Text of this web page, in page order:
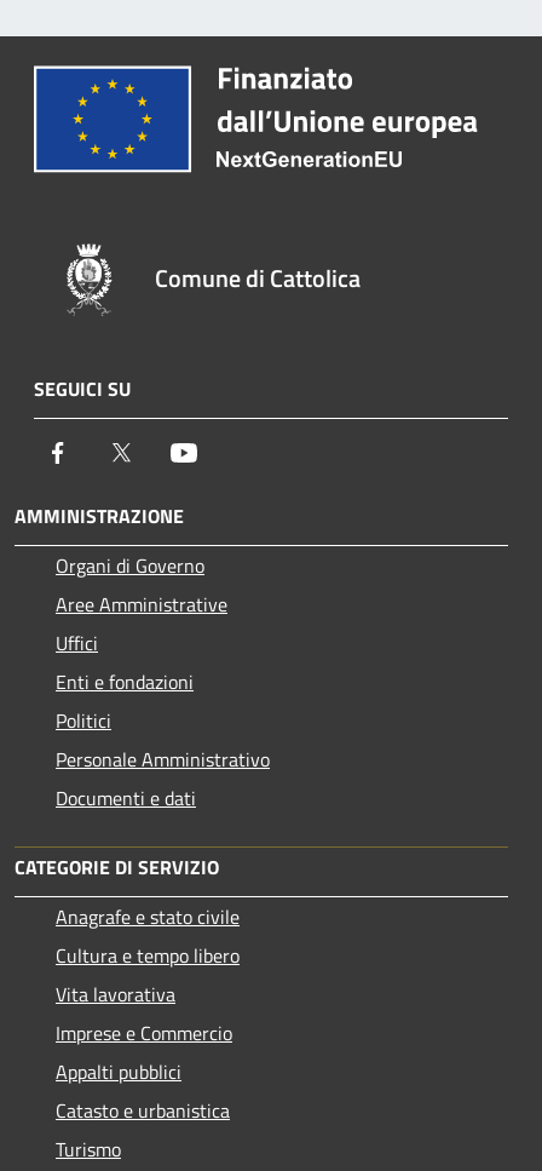
Comune di Cattolica
SEGUICI SU
Facebook Twitter
AMMINISTRAZIONE
Organi di Governo
Aree Amministrative
Uffici
Enti e fondazioni
Politici
Personale Amministrativo
Documenti e dati
CATEGORIE DI SERVIZIO
Anagrafe e stato civile
Cultura e tempo libero
Vita lavorativa
Imprese e Commercio
Appalti pubblici
Catasto e urbanistica
Turismo